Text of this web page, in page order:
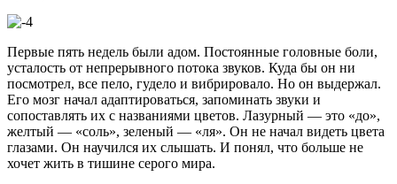
Первые пять недель были адом. Постоянные головные боли,
усталость от непрерывного потока звуков. Куда бы он ни
посмотрел, все пело, гудело и вибрировало. Но он выдержал.
Его мозг начал адаптироваться, запоминать звуки и
сопоставлять их с названиями цветов. Лазурный — это «до»,
желтый — «соль», зеленый — «ля». Он не начал видеть цвета
глазами. Он научился их слышать. И понял, что больше не
хочет жить в тишине серого мира.